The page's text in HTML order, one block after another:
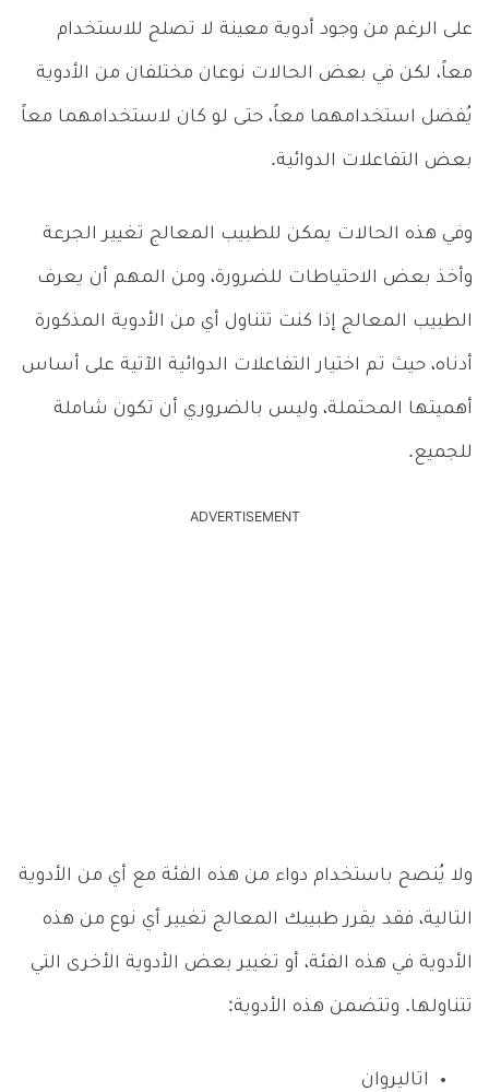
على الرغم من وجود أدوية معينة لا تصلح للاستخدام
معاً، لكن في بعض الحالات نوعان مختلفان من الأدوية
يُفضل استخدامهما معاً، حتى لو كان لاستخدامهما معاً
بعض التفاعلات الدوائية.
وفي هذه الحالات يمكن للطبيب المعالج تغيير الجرعة
وأخذ بعض الاحتياطات للضرورة، ومن المهم أن يعرف
الطبيب المعالج إذا كنت تتناول أي من الأدوية المذكورة
أدناه، حيث تم اختيار التفاعلات الدوائية الآتية على أساس
أهميتها المحتملة، وليس بالضروري أن تكون شاملة
للجميع.
ADVERTISEMENT
ولا يُنصح باستخدام دواء من هذه الفئة مع أي من الأدوية
التالية، فقد يقرر طبيبك المعالج تغيير أي نوع من هذه
الأدوية في هذه الفئة، أو تغيير بعض الأدوية الأخرى التي
تتناولها. وتتضمن هذه الأدوية:
اتاليروان